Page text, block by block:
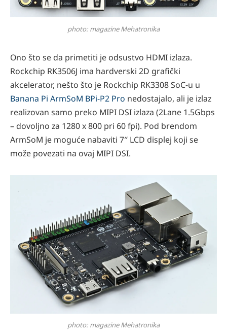
photo: magazine Mehatronika
Ono što se da primetiti je odsustvo HDMI izlaza.
Rockchip RK3506J ima hardverski 2D grafički
akcelerator, nešto što je Rockchip RK3308 SoC-u u
Banana Pi ArmSoM BPi-P2 Pro nedostajalo, ali je izlaz
realizovan samo preko MIPI DSI izlaza (2Lane 1.5Gbps
– dovoljno za 1280 x 800 pri 60 fpi). Pod brendom
ArmSoM je moguće nabaviti 7″ LCD displej koji se
može povezati na ovaj MIPI DSI.
photo: magazine Mehatronika